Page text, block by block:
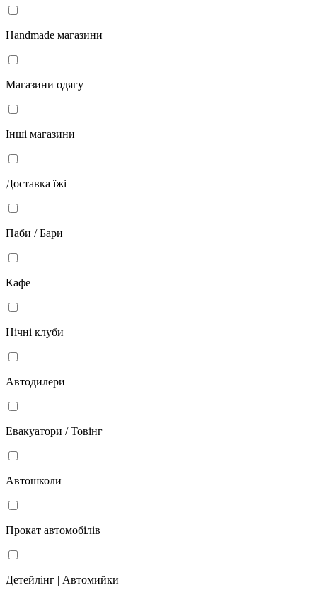
Handmade магазини
Магазини одягу
Інші магазини
Доставка їжі
Паби / Бари
Кафе
Нічні клуби
Автодилери
Евакуатори / Товінг
Автошколи
Прокат автомобілів
Детейлінг | Автомийки